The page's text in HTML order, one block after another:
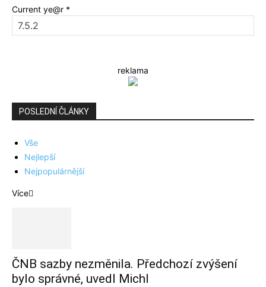
Current ye@r *
reklama
POSLEDNÍ ČLÁNKY
Vše
Nejlepší
Nejpopulárnější
Více
ČNB sazby nezměnila. Předchozí zvýšení
bylo správné, uvedl Michl